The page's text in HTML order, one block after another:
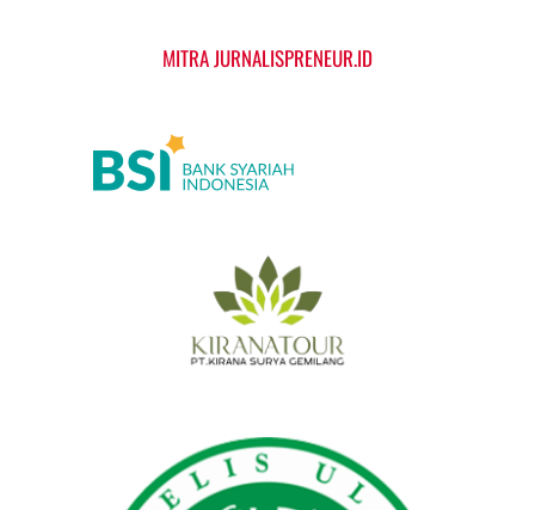
MITRA JURNALISPRENEUR.ID